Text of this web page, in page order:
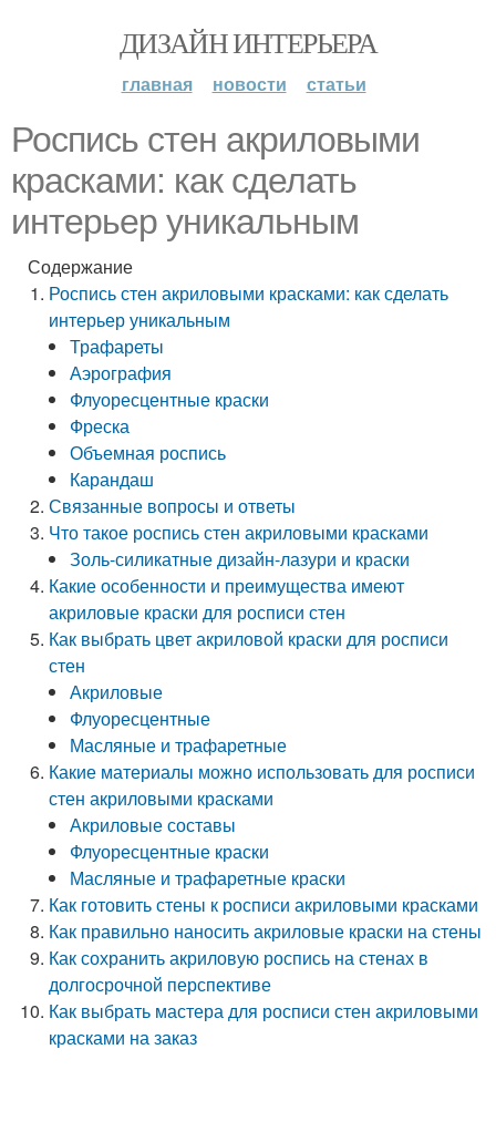
ДИЗАЙН ИНТЕРЬЕРА
главная новости статьи
Роспись стен акриловыми
красками: как сделать
интерьер уникальным
Содержание
Роспись стен акриловыми красками: как сделать
интерьер уникальным
Трафареты
Аэрография
Флуоресцентные краски
Фреска
Объемная роспись
Карандаш
Связанные вопросы и ответы
Что такое роспись стен акриловыми красками
Золь-силикатные дизайн-лазури и краски
Какие особенности и преимущества имеют
акриловые краски для росписи стен
Как выбрать цвет акриловой краски для росписи
стен
Акриловые
Флуоресцентные
Масляные и трафаретные
Какие материалы можно использовать для росписи
стен акриловыми красками
Акриловые составы
Флуоресцентные краски
Масляные и трафаретные краски
Как готовить стены к росписи акриловыми красками
Как правильно наносить акриловые краски на стены
Как сохранить акриловую роспись на стенах в
долгосрочной перспективе
Как выбрать мастера для росписи стен акриловыми
красками на заказ